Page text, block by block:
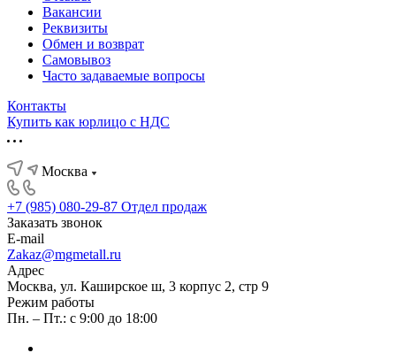
Вакансии
Реквизиты
Обмен и возврат
Самовывоз
Часто задаваемые вопросы
Контакты
Купить как юрлицо с НДС
Москва
+7 (985) 080-29-87 Отдел продаж
Заказать звонок
E-mail
Zakaz@mgmetall.ru
Адрес
Москва, ул. Каширское ш, 3 корпус 2, стр 9
Режим работы
Пн. – Пт.: с 9:00 до 18:00